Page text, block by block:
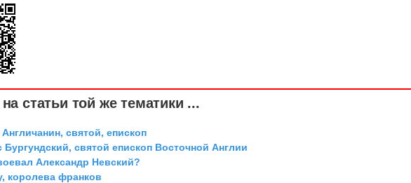
статьи той же тематики ...
святой, епископ
Бургундский, святой епископ Восточной Англии
Александр Невский?
королева франков